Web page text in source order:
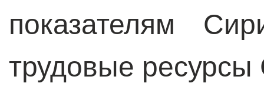
показателям
трудовые